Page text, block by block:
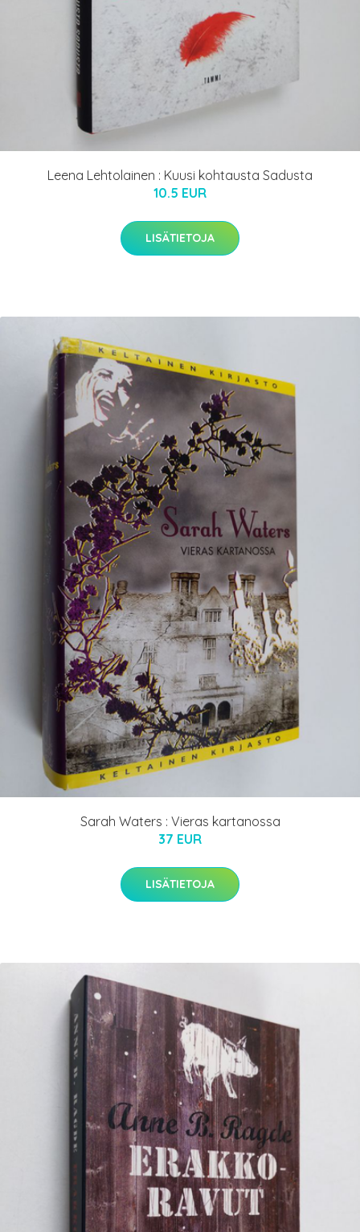
Leena Lehtolainen : Kuusi kohtausta Sadusta
10.5 EUR
LISÄTIETOJA
Sarah Waters : Vieras kartanossa
37 EUR
LISÄTIETOJA